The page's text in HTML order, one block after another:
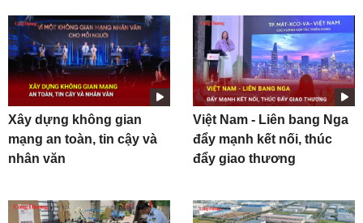
Xây dựng không gian
mạng an toàn, tin cậy và
nhân văn
Việt Nam - Liên bang Nga
đẩy mạnh kết nối, thúc
đẩy giao thương